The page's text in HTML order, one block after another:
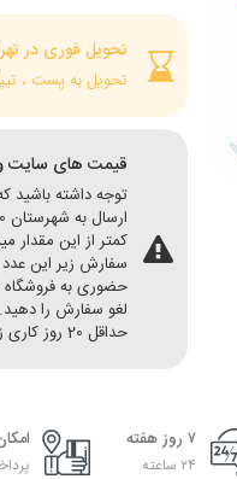
تحویل فوری در
تحویل به پست ،
قیمت های سایت
توجه داشته
کمتر از این مقدار
سفارش زیر این
حضوری به فروشگاه
لغو سفارش را
حداقل 20 روز کاری زمان بر می باشد.
۷ روز هفته
۲۴ ساعته